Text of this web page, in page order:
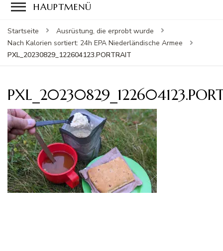
HAUPTMENÜ
Startseite
Ausrüstung, die erprobt wurde
Nach Kalorien sortiert: 24h EPA Niederländische Armee
PXL_20230829_122604123.PORTRAIT